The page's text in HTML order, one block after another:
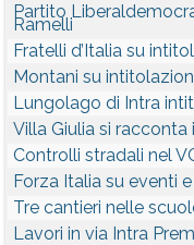
Partito
Ramelli
Fratelli d’Italia su
Montani su
Lungolago di Intra
Villa Giulia si racconta
Controlli stradali nel
Forza Italia su eventi
Tre cantieri nelle
Lavori in via Intra